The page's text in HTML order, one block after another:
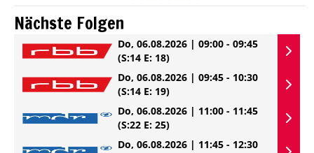
Nächste Folgen
Do, 06.08.2026 | 09:00 - 09:45
(S:14 E: 18)
Do, 06.08.2026 | 09:45 - 10:30
(S:14 E: 19)
Do, 06.08.2026 | 11:00 - 11:45
(S:22 E: 25)
Do, 06.08.2026 | 11:45 - 12:30